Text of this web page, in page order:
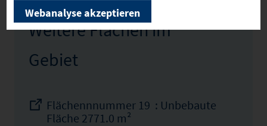
Weitere Flächen im
Gebiet
Flächennnummer 19 : Unbebaute
Fläche 2771.0 m²
Webanalyse akzeptieren